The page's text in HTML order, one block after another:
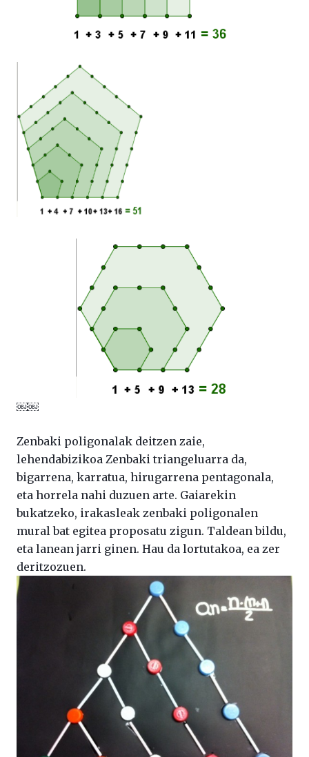
￼￼
Zenbaki poligonalak deitzen zaie,
lehendabizikoa Zenbaki triangeluarra da,
bigarrena, karratua, hirugarrena pentagonala,
eta horrela nahi duzuen arte. Gaiarekin
bukatzeko, irakasleak zenbaki poligonalen
mural bat egitea proposatu zigun. Taldean bildu,
eta lanean jarri ginen. Hau da lortutakoa, ea zer
deritzozuen.